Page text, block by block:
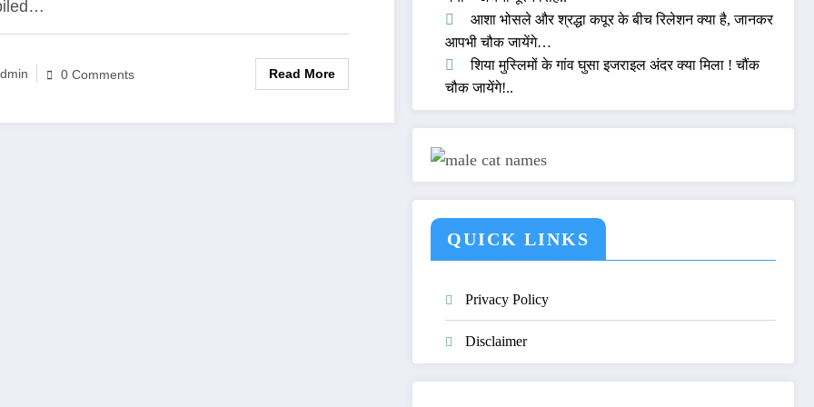
0 Comments Read More
आशा भोसले और श्रद्धा कपूर के बीच रिलेशन क्या है, जानकर
आपभी चौक जायेंगे…
शिया मुस्लिमों के गांव घुसा इजराइल अंदर क्या मिला ! चौंक
चौक जायेंगे!..
QUICK LINKS
Privacy Policy
Disclaimer